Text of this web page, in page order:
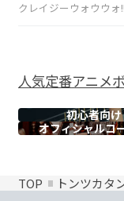
クレイジーウォウウォ!!
人気定番アニメ
初心者向け
オフィシャルコ
TOP トンツカタ